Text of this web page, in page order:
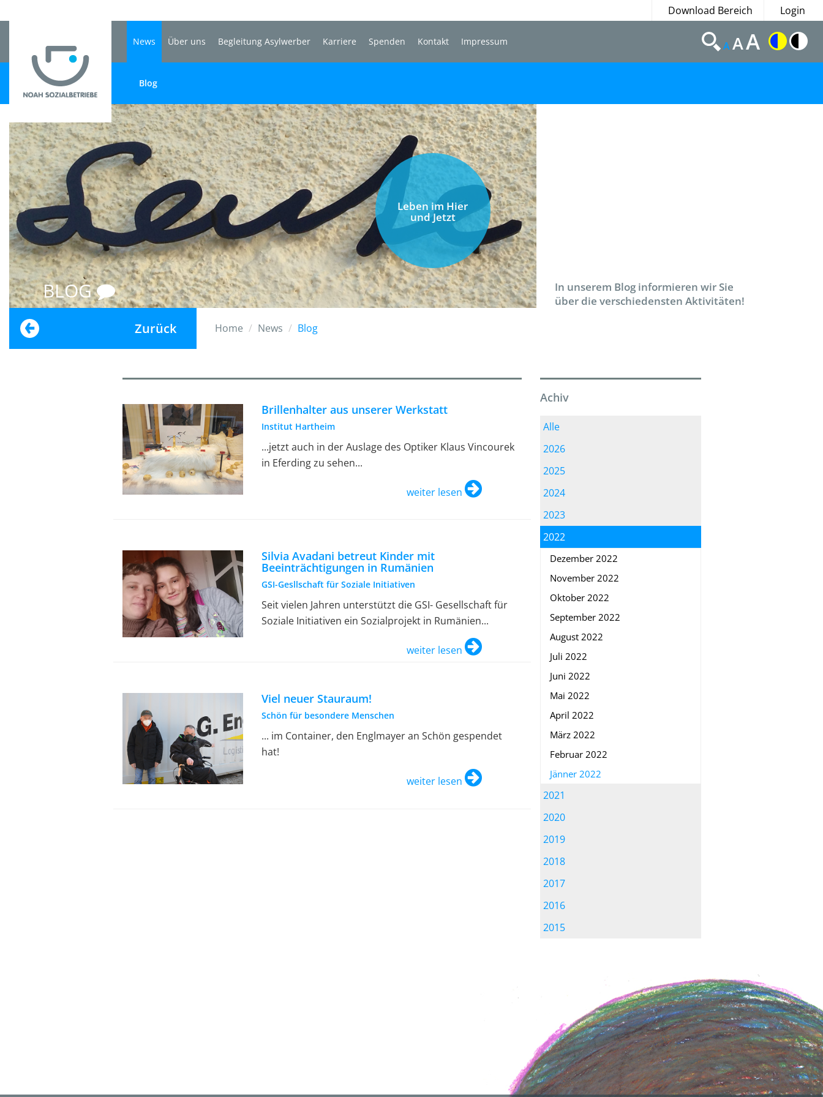
Download Bereich Login
News
Blog
Über uns Begleitung Asylwerber Karriere Spenden Kontakt Impressum AAA
Leben im Hier
und Jetzt
BLOG
In unserem Blog informieren wir Sie
über die verschiedensten Aktivitäten!
Zurück Home News Blog
Achiv
Alle
2026
2025
2024
2023
2022
Dezember 2022
November 2022
Oktober 2022
September 2022
August 2022
Juli 2022
Juni 2022
Mai 2022
April 2022
März 2022
Februar 2022
Jänner 2022
2021
2020
2019
2018
2017
2016
2015
Brillenhalter aus unserer Werkstatt
Institut Hartheim
...jetzt auch in der Auslage des Optiker Klaus Vincourek
in Eferding zu sehen...
weiter lesen
Silvia Avadani betreut Kinder mit
Beeinträchtigungen in Rumänien
GSI-Gesllschaft für Soziale Initiativen
Seit vielen Jahren unterstützt die GSI- Gesellschaft für
Soziale Initiativen ein Sozialprojekt in Rumänien...
weiter lesen
Viel neuer Stauraum!
Schön für besondere Menschen
... im Container, den Englmayer an Schön gespendet
hat!
weiter lesen